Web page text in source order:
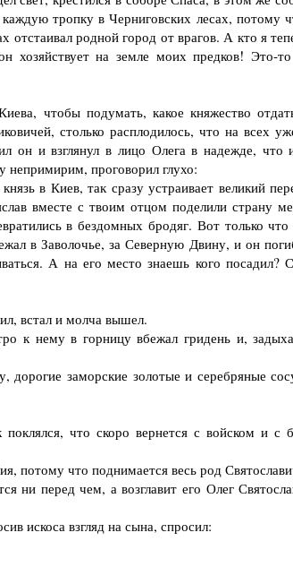
тропку в Черниговских лесах, потому
отстаивал родной город от врагов. А кто я
на земле моих предков! Это-
чтобы подумать, какое княжество
столько расплодилось, что на всех
он и взглянул в лицо Олега в надежде, что
проговорил глухо:
в Киев, так сразу устраивает великий
вместе с твоим отцом поделили страну
в бездомных бродяг. Вот только
в Заволочье, за Северную Двину, и он
А на его место знаешь кого посадил?
встал и молча вышел.
нему в горницу вбежал гридень и,
заморские золотые и серебряные
что скоро вернется с войском и с
потому что поднимается весь род
ни перед чем, а возглавит его Олег
искоса взгляд на сына, спросил: